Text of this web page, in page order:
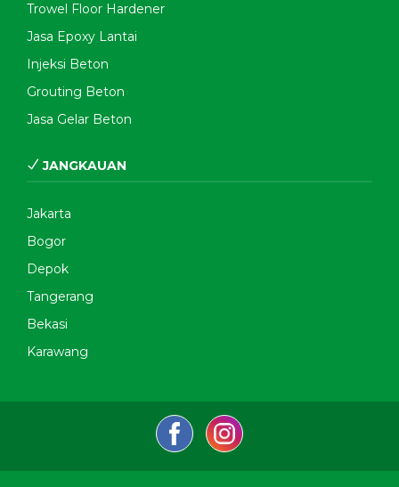
Trowel Floor Hardener
Jasa Epoxy Lantai
Injeksi Beton
Grouting Beton
Jasa Gelar Beton
JANGKAUAN
Jakarta
Bogor
Depok
Tangerang
Bekasi
Karawang